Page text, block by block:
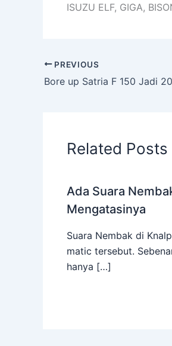
ISUZU ELF, GIGA,
PREVIOUS
Bore up Satria F 150 Jadi
Related Posts
Ada Suara
Mengatasinya
Suara Nembak di
matic tersebut.
hanya […]